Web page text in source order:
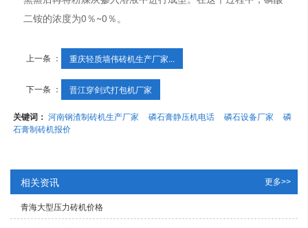
二铵的浓度为0％~0％。
上一条 ： 重庆轻质墙伟砖机生产厂家...
下一条 ： 晋江穿剑式打包机厂家
关键词：河南钢渣制砖机生产厂家 磷石膏静压机电话 磷石设备厂家
磷
石膏制砖机报价
相关资讯 更多>>
青海大型压力砖机价格